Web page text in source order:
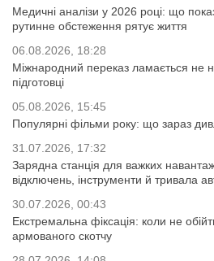
Медичні аналізи у 2026 році: що
рутинне обстеження рятує життя
06.08.2026, 18:28
Міжнародний переказ ламається не
підготовці
05.08.2026, 15:45
Популярні фільми року: що зараз
31.07.2026, 17:32
Зарядна станція для важких
відключень, інструменти й тривала
30.07.2026, 00:43
Екстремальна фіксація: коли не
армованого скотчу